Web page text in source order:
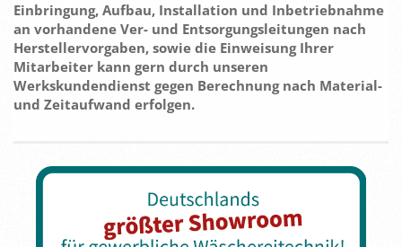
Einbringung, Aufbau, Installation und Inbetriebnahme
an vorhandene Ver- und Entsorgungsleitungen nach
Herstellervorgaben, sowie die Einweisung Ihrer
Mitarbeiter kann gern durch unseren
Werkskundendienst gegen Berechnung nach Material-
und Zeitaufwand erfolgen.